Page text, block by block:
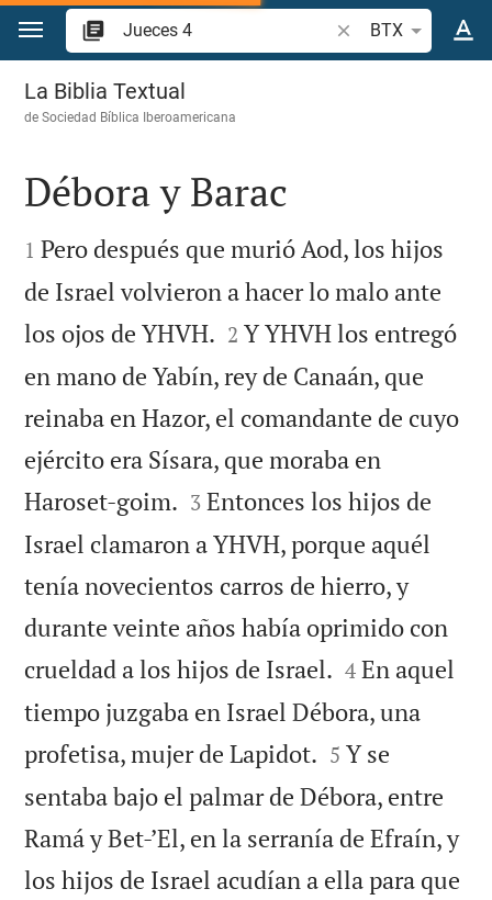
Ir a un contenido
Buscar versículo
BTX
Jueces 4
La Biblia Textual
deSociedad Bíblica Iberoamericana

Débora y Barac

1 Pero después que murió Aod, los hijos
de Israel volvieron a hacer lo malo ante
los ojos de YHVH. 

2 Y YHVH los entregó
en mano de Yabín, rey de Canaán, que
reinaba en Hazor, el comandante de cuyo
ejército era Sísara, que moraba en
Haroset-goim. 

3 Entonces los hijos de
Israel clamaron a YHVH, porque aquél
tenía novecientos carros de hierro, y
durante veinte años había oprimido con
crueldad a los hijos de Israel. 

4 En aquel
tiempo juzgaba en Israel Débora, una
profetisa, mujer de Lapidot. 

5 Y se
sentaba bajo el palmar de Débora, entre
Ramá y Bet-’El, en la serranía de Efraín, y
los hijos de Israel acudían a ella para que